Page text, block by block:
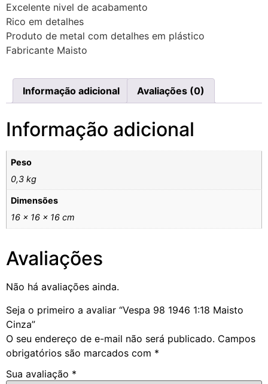
Excelente nivel de acabamento
Rico em detalhes
Produto de metal com detalhes em plástico
Fabricante Maisto
Informação adicional Avaliações (0)
Informação adicional
Peso
0,3 kg
Dimensões
16 × 16 × 16 cm
Avaliações
Não há avaliações ainda.
Seja o primeiro a avaliar “Vespa 98 1946 1:18 Maisto
Cinza”
O seu endereço de e-mail não será publicado. Campos
obrigatórios são marcados com *
Sua avaliação *